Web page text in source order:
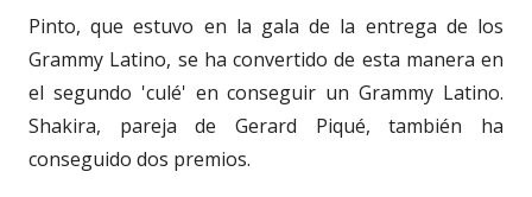
Pinto, que estuvo en la gala de la entrega de los
Grammy Latino, se ha convertido de esta manera en
el segundo 'culé' en conseguir un Grammy Latino.
Shakira, pareja de Gerard Piqué, también ha
conseguido dos premios.